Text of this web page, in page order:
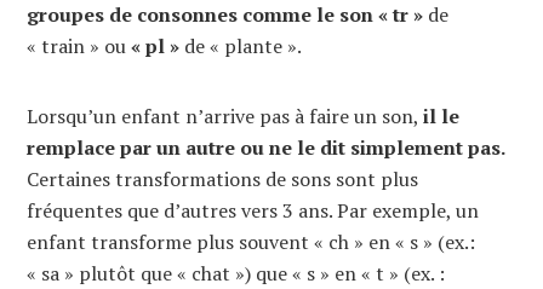
groupes de consonnes comme le son « tr » de
« train » ou« pl » de « plante ».
Lorsqu’un enfant n’arrive pas à faire un son, il le
remplace par un autre ou ne le dit simplement pas.
Certaines transformations de sons sont plus
fréquentes que d’autres vers 3 ans. Par exemple, un
enfant transforme plus souvent « ch » en « s » (ex.:
« sa » plutôt que « chat ») que « s » en « t » (ex. :